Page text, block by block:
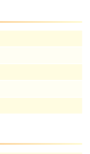
容
座・クラス
を希望される方へ
ル